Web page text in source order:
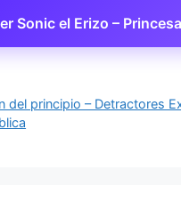
Sonic el Erizo –
del principio – Detractores